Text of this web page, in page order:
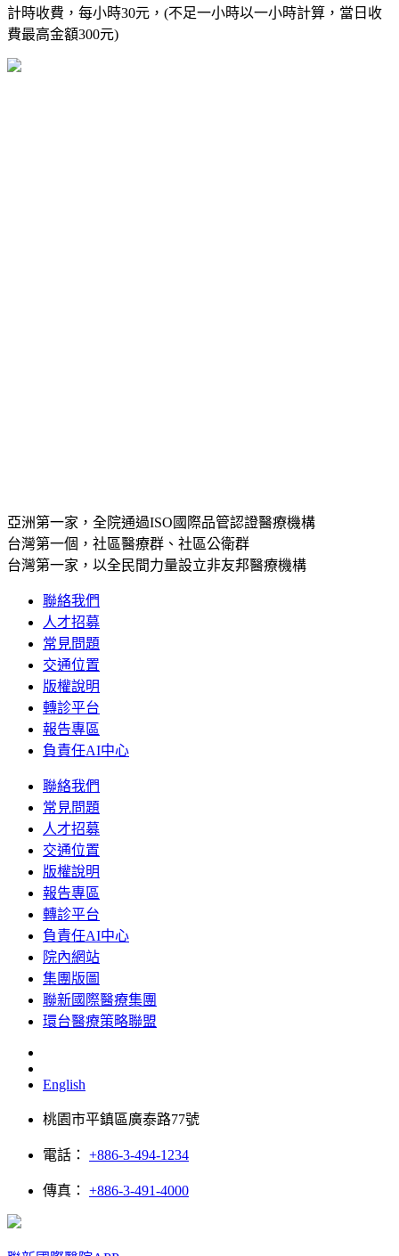
計時收費，每小時30元，(不足一小時以一小時計算，當日收
費最高金額300元)
亞洲第一家，全院通過ISO國際品管認證醫療機構
台灣第一個，社區醫療群、社區公衛群
台灣第一家，以全民間力量設立非友邦醫療機構
聯絡我們
人才招募
常見問題
交通位置
版權說明
轉診平台
報告專區
負責任AI中心
聯絡我們
常見問題
人才招募
交通位置
版權說明
報告專區
轉診平台
負責任AI中心
院內網站
集團版圖
聯新國際醫療集團
環台醫療策略聯盟
English
桃園市平鎮區廣泰路77號
電話： +886-3-494-1234
傳真： +886-3-491-4000